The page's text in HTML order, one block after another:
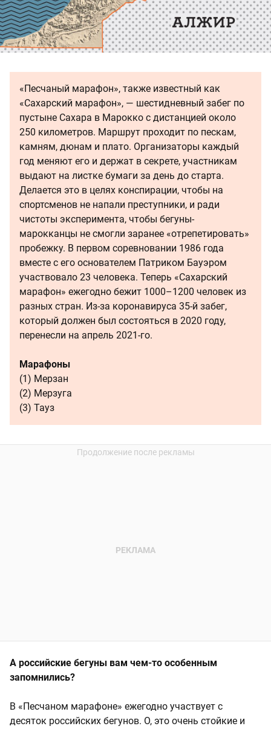
«Песчаный марафон», также известный как
«Сахарский марафон», — шестидневный забег по
пустыне Сахара в Марокко с дистанцией около
250 километров. Маршрут проходит по пескам,
камням, дюнам и плато. Организаторы каждый
год меняют его и держат в секрете, участникам
выдают на листке бумаги за день до старта.
Делается это в целях конспирации, чтобы на
спортсменов не напали преступники, и ради
чистоты эксперимента, чтобы бегуны-
марокканцы не смогли заранее «отрепетировать»
пробежку. В первом соревновании 1986 года
вместе с его основателем Патриком Бауэром
участвовало 23 человека. Теперь «Сахарский
марафон» ежегодно бежит 1000–1200 человек из
разных стран. Из-за коронавируса 35-й забег,
который должен был состояться в 2020 году,
перенесли на апрель 2021-го.
Марафоны
(1) Мерзан
(2) Мерзуга
(3) Тауз
А российские бегуны вам чем-то особенным
запомнились?
В «Песчаном марафоне» ежегодно участвует с
десяток российских бегунов. О, это очень стойкие и